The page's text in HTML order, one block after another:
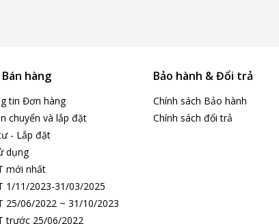
ly sữa hạt ngậy thơm đến những món
chỉ là một thiết bị hữu ích mà còn là trợ thủ đắc
hàng
tin Đơn hàng
chuyển và lắp đặt
- Lắp đặt
dụng
mới nhất
1/11/2023-31/03/2025
25/06/2022 ~ 31/10/2023
trước 25/06/2022
Bảo hành & Đổi trả
Chính sách Bảo hành
Chính sách đổi trả